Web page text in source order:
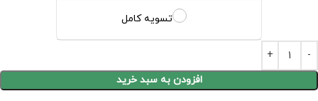
تسویه کامل
افزودن به سبد خرید